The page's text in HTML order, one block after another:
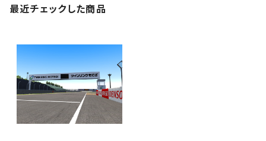
最近チェックした商品